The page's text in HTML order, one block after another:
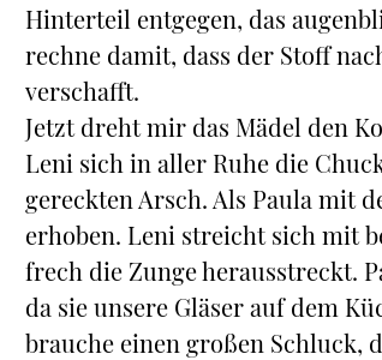
Hinterteil entgegen, das
rechne damit, dass der Stoff
verschafft.
Jetzt dreht mir das Mädel den
Leni sich in aller Ruhe die
gereckten Arsch. Als Paula mit
erhoben. Leni streicht sich mit
frech die Zunge herausstreckt.
da sie unsere Gläser auf dem
brauche einen großen Schluck,